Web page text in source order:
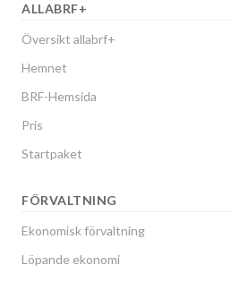
ALLABRF+
Översikt allabrf+
Hemnet
BRF-Hemsida
Pris
Startpaket
FÖRVALTNING
Ekonomisk förvaltning
Löpande ekonomi